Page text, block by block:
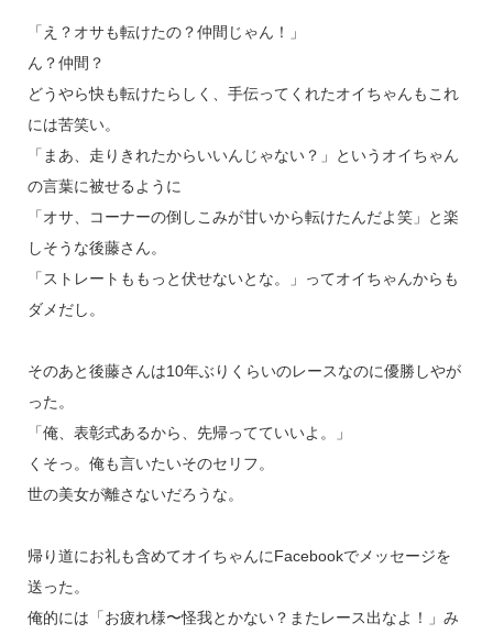
「え？オサも転けたの？仲間じゃん！」
ん？仲間？
どうやら快も転けたらしく、手伝ってくれたオイちゃんもこれ
には苦笑い。
「まあ、走りきれたからいいんじゃない？」というオイちゃん
の言葉に被せるように
「オサ、コーナーの倒しこみが甘いから転けたんだよ笑」と楽
しそうな後藤さん。
「ストレートももっと伏せないとな。」ってオイちゃんからも
ダメだし。
そのあと後藤さんは10年ぶりくらいのレースなのに優勝しやが
った。
「俺、表彰式あるから、先帰ってていいよ。」
くそっ。俺も言いたいそのセリフ。
世の美女が離さないだろうな。
帰り道にお礼も含めてオイちゃんにFacebookでメッセージを
送った。
俺的には「お疲れ様〜怪我とかない？またレース出なよ！」み